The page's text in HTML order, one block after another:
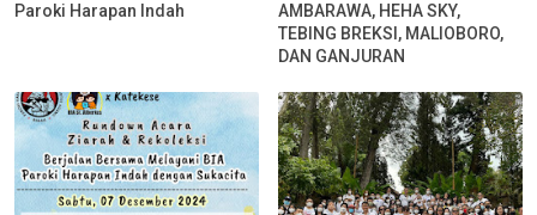
Paroki Harapan Indah
AMBARAWA, HEHA SKY,
TEBING BREKSI, MALIOBORO,
DAN GANJURAN